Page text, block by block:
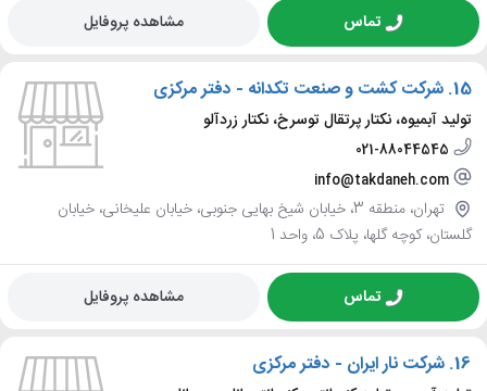
تماس مشاهده پروفایل
15. شرکت کشت و صنعت تکدانه - دفتر مرکزی
تولید آبمیوه، نکتار پرتقال توسرخ، نکتار زردآلو
021-88044545
info@takdaneh.com
تهران، منطقه 3، خیابان شیخ بهایی جنوبی، خیابان علیخانی، خیابان
گلستان، کوچه گلها، پلاک 5، واحد 1
تماس مشاهده پروفایل
16. شرکت نار ایران - دفتر مرکزی